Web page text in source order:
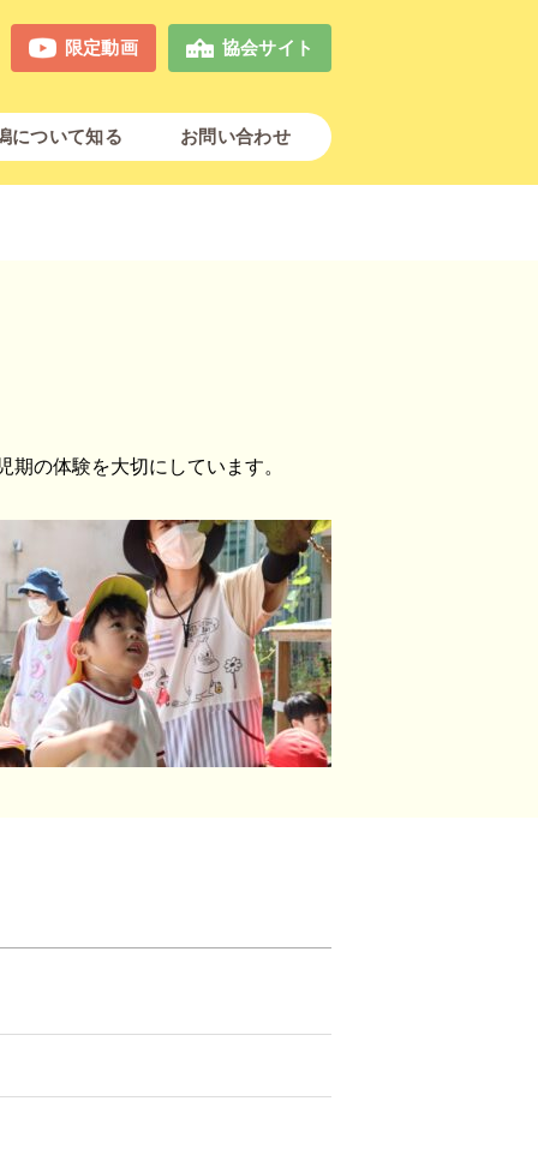
限定動画 協会サイト
について知る お問い合わせ
の体験を大切にしています。